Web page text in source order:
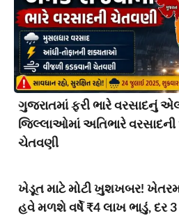
ગુજરાતમાં ફરી ભારે વરસાદનું
જિલ્લાઓમાં અતિભારે
ચેતવણી
ખેડૂત માટે મોટી ખુશખબર!
હવે મળશે વર્ષે ₹4 લાખ ભાડું, દર 3